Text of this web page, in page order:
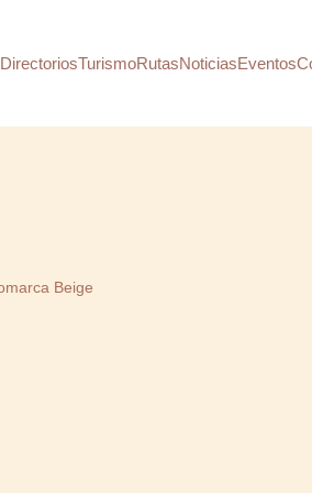
DirectoriosTurismoRutasNoticiasEventos